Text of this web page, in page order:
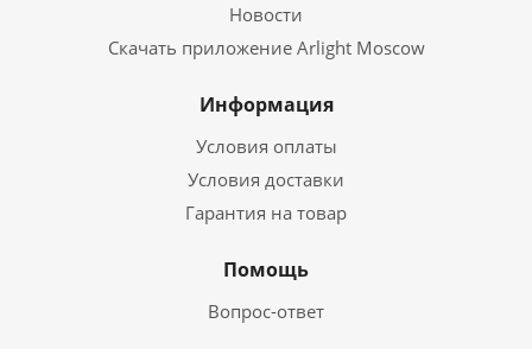
Новости
Скачать приложение Arlight Moscow
Информация
Условия оплаты
Условия доставки
Гарантия на товар
Помощь
Вопрос-ответ